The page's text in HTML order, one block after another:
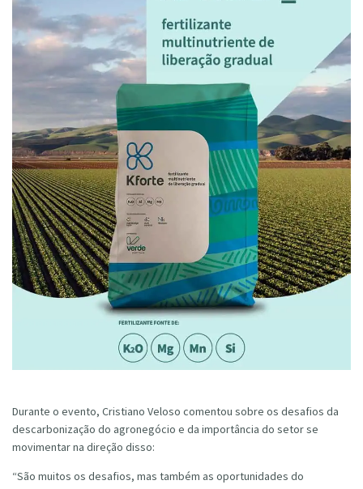
Durante o evento, Cristiano Veloso comentou sobre os desafios da
descarbonização do agronegócio e da importância do setor se
movimentar na direção disso:
“São muitos os desafios, mas também as oportunidades do